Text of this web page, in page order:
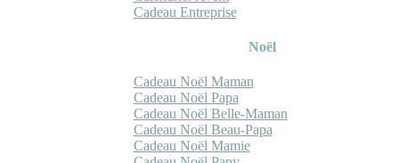
Cadeau Entreprise
Noël
Cadeau Noël Maman
Cadeau Noël Papa
Cadeau Noël Belle-Maman
Cadeau Noël Beau-Papa
Cadeau Noël Mamie